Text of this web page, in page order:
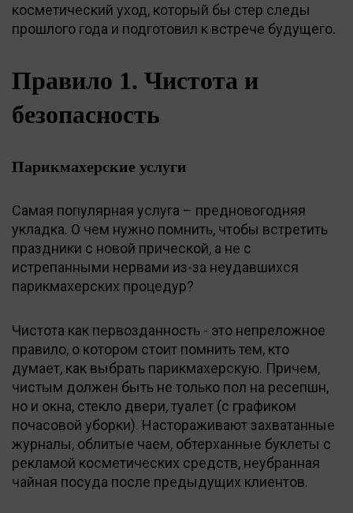
косметический уход, который бы стер следы
прошлого года и подготовил к встрече будущего.
Правило 1. Чистота и
безопасность
Парикмахерские услуги
Самая популярная услуга – предновогодняя
укладка. О чем нужно помнить, чтобы встретить
праздники с новой прической, а не с
истрепанными нервами из-за неудавшихся
парикмахерских процедур?
Чистота как первозданность - это непреложное
правило, о котором стоит помнить тем, кто
думает, как выбрать парикмахерскую. Причем,
чистым должен быть не только пол на ресепшн,
но и окна, стекло двери, туалет (с графиком
почасовой уборки). Настораживают захватанные
журналы, облитые чаем, обтерханные буклеты с
рекламой косметических средств, неубранная
чайная посуда после предыдущих клиентов.